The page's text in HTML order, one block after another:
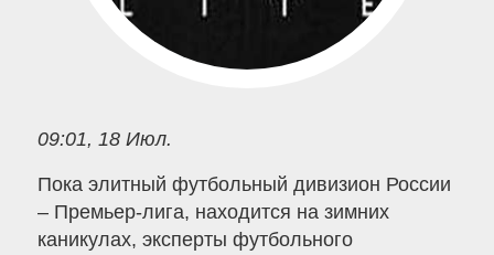
09:01, 18 Июл.
Пока элитный футбольный дивизион России
– Премьер-лига, находится на зимних
каникулах, эксперты футбольного